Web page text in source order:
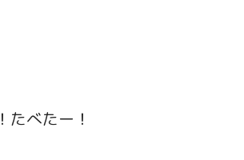
たべたー！